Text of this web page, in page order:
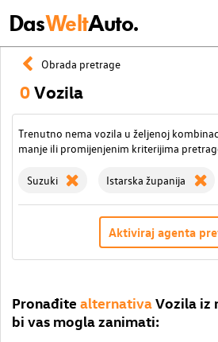
DasWeltAuto.
Obrada pretrage
0Vozila
Trenutno nema vozila u željenoj
manje ili promijenjenim kriterijima
Suzuki Istarska županija
Aktiviraj agenta
Pronađite alternativaVozila iz
bi vas mogla zanimati: